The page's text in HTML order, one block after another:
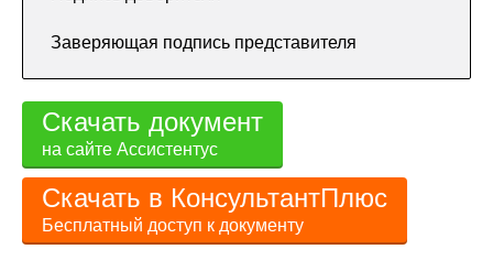
Заверяющая подпись представителя
Скачать документ
на сайте Ассистентус
Скачать в КонсультантПлюс
Бесплатный доступ к документу